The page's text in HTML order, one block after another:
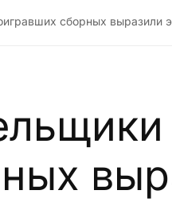
сборных выразили